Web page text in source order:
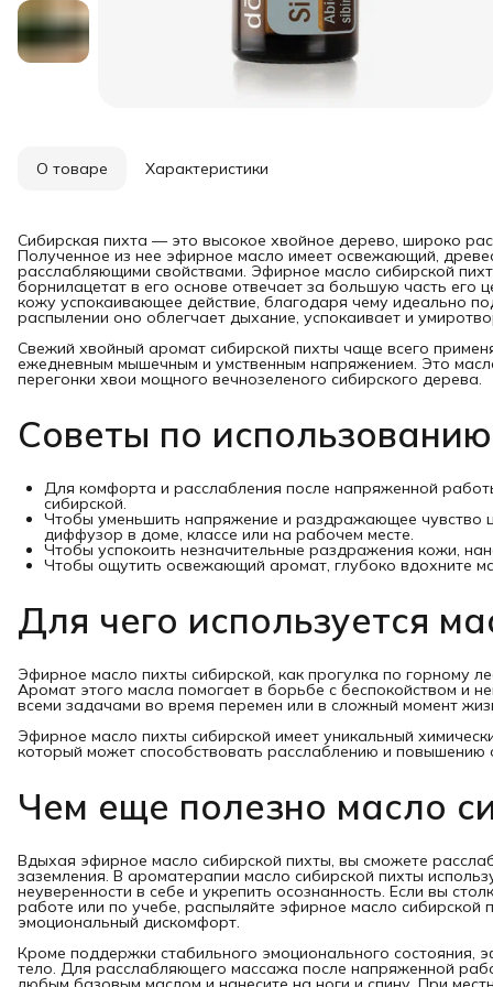
О товаре Характеристики
Сибирская пихта — это высокое хвойное дерево, широко
Полученное из нее эфирное масло имеет освежающий,
расслабляющими свойствами. Эфирное масло сибирской
борнилацетат в его основе отвечает за большую часть его
кожу успокаивающее действие, благодаря чему идеально
распылении оно облегчает дыхание, успокаивает и
Свежий хвойный аромат сибирской пихты чаще всего
ежедневным мышечным и умственным напряжением. Это
перегонки хвои мощного вечнозеленого сибирского дерева.
Советы по
Для комфорта и расслабления после напряженной
сибирской.
Чтобы уменьшить напряжение и раздражающее чувство
диффузор в доме, классе или на рабочем месте.
Чтобы успокоить незначительные раздражения кожи,
Чтобы ощутить освежающий аромат, глубоко вдохните
Для чего используется
Эфирное масло пихты сибирской, как прогулка по горному
Аромат этого масла помогает в борьбе с беспокойством и
всеми задачами во время перемен или в сложный момент
Эфирное масло пихты сибирской имеет уникальный
который может способствовать расслаблению и
Чем еще полезно масло
Вдыхая эфирное масло сибирской пихты, вы сможете
заземления. В ароматерапии масло сибирской пихты
неуверенности в себе и укрепить осознанность. Если вы
работе или по учебе, распыляйте эфирное масло
эмоциональный дискомфорт.
Кроме поддержки стабильного эмоционального состояния,
тело. Для расслабляющего массажа после напряженной